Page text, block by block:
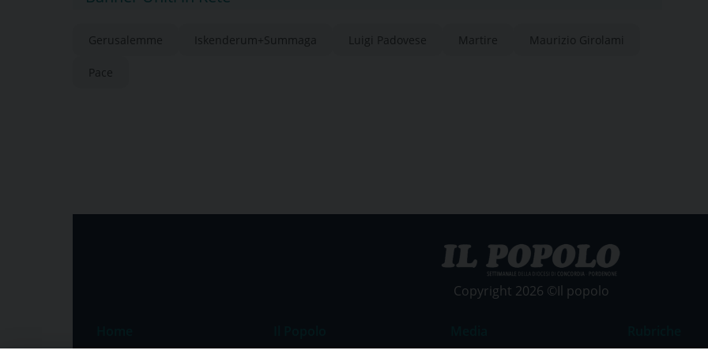
Gerusalemme Iskenderum+Summaga Luigi Padovese Martire Maurizio Girolami
Pace
Copyright 2026 ©Il popolo